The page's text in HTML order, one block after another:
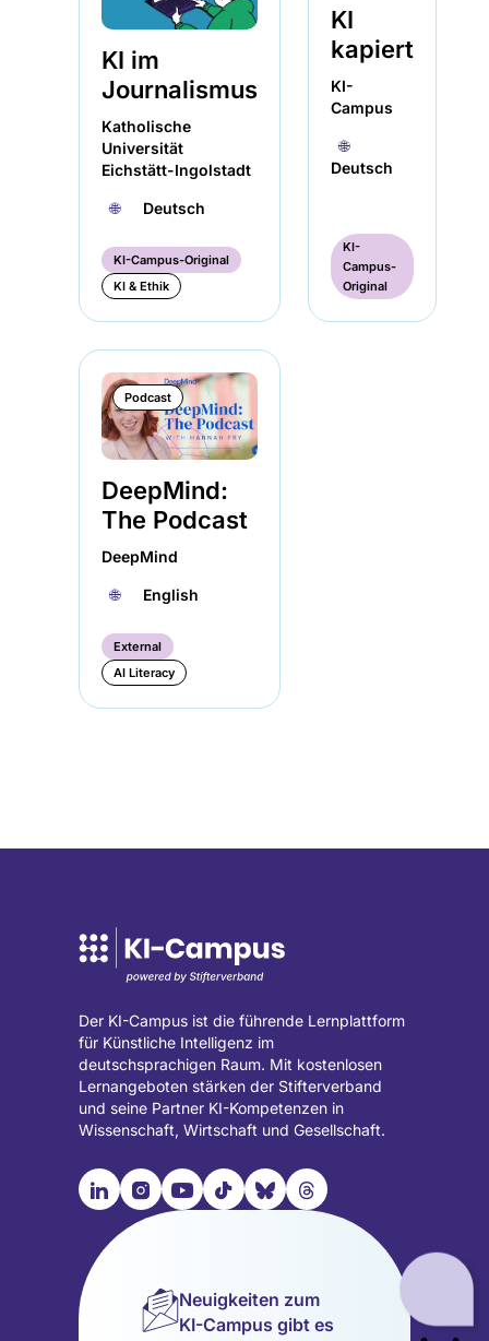
KI im
Journalismus
Katholische
Universität
Eichstätt-Ingolstadt
🌐︎ Deutsch
KI-Campus-Original
KI & Ethik
KI
kapiert
KI-
Campus
🌐︎
Deutsch
KI-
Campus-
Original
Podcast
DeepMind:
The Podcast
DeepMind
🌐︎ English
External
AI Literacy
Der KI-Campus ist die führende Lernplattform
für Künstliche Intelligenz im
deutschsprachigen Raum. Mit kostenlosen
Lernangeboten stärken der Stifterverband
und seine Partner KI-Kompetenzen in
Wissenschaft, Wirtschaft und Gesellschaft.

Besuche
unsere
LinkedIn
📹︎
Besuche
unsere
(wird
in
📺︎
Besuche
(wird
in
🎵︎
Besuche
(wird
in
🦋︎
Besuche
(wird
in
🧵︎
Besuche
unsere
(wird
in
Neuigkeiten zum
KI-Campus gibt es